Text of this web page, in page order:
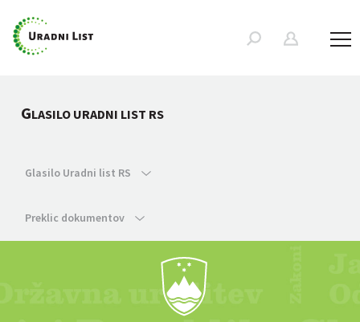
GLASILO URADNI LIST RS
Glasilo Uradni list RS
Preklic dokumentov